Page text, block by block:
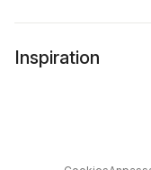
Inspiration